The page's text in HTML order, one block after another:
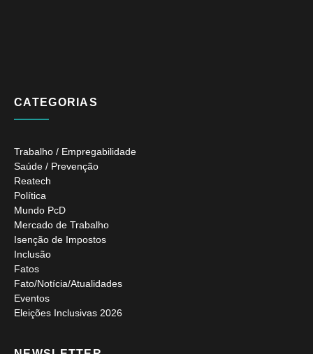
CATEGORIAS
Trabalho / Empregabilidade
Saúde / Prevenção
Reatech
Política
Mundo PcD
Mercado de Trabalho
Isenção de Impostos
Inclusão
Fatos
Fato/Notícia/Atualidades
Eventos
Eleições Inclusivas 2026